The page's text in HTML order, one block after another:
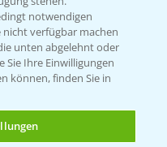
1
notwendigen
nicht verfügbar machen
unten abgelehnt oder
Ihre Einwilligungen
können, finden Sie in